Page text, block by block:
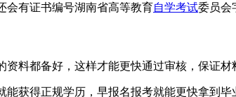
会有证书编号湖南省高等教育自学考试委员会
料都备好，这样才能更快通过审核，保证材
获得正规学历，早报名报考就能更快拿到毕